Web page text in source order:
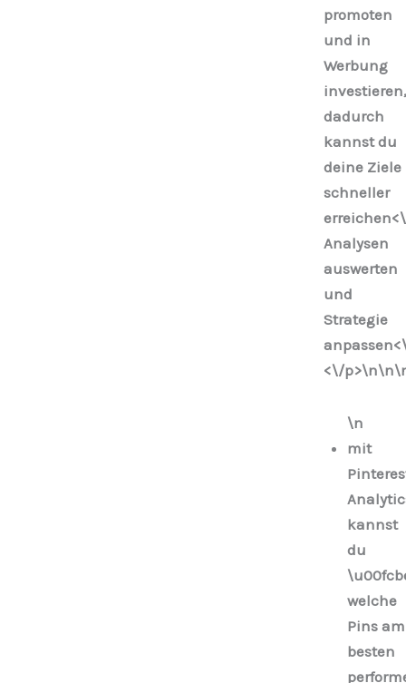
promoten
und in
Werbung
investieren,
dadurch
kannst du
deine Ziele
schneller
Analysen
auswerten
und
Strategie
<\/p>\n
\n
mit
kannst
du
welche
Pins am
besten